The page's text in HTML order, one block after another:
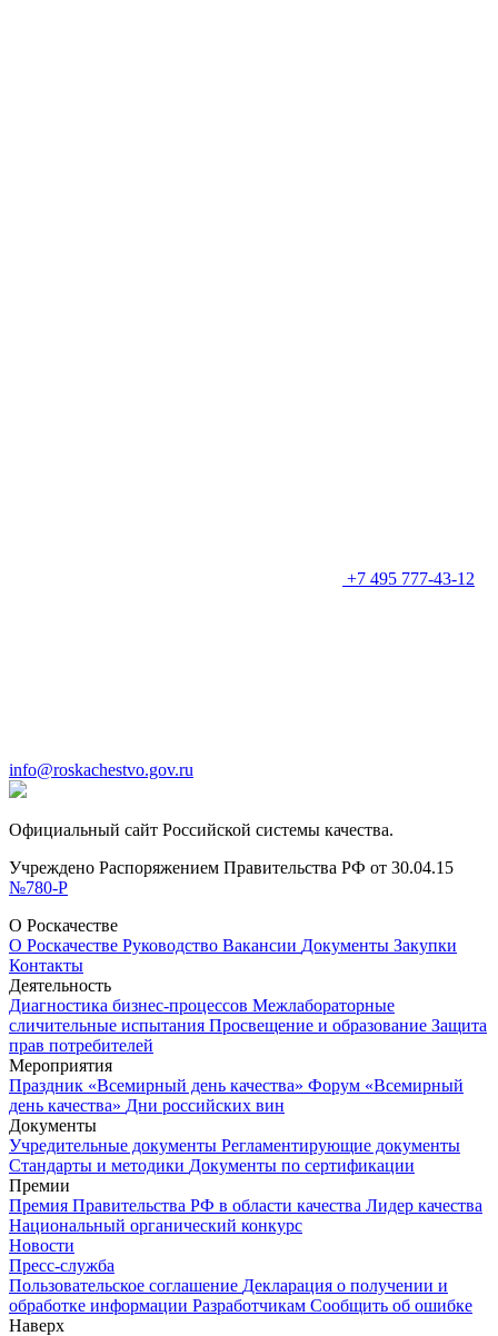
+7 495 777-43-12
info@roskachestvo.gov.ru
Официальный сайт Российской системы качества.
Учреждено Распоряжением Правительства РФ от 30.04.15
№780-Р
О Роскачестве
О Роскачестве Руководство Вакансии Документы Закупки
Контакты
Деятельность
Диагностика бизнес-процессов Межлабораторные
сличительные испытания Просвещение и образование Защита
прав потребителей
Мероприятия
Праздник «Всемирный день качества» Форум «Всемирный
день качества» Дни российских вин
Документы
Учредительные документы Регламентирующие документы
Стандарты и методики Документы по сертификации
Премии
Премия Правительства РФ в области качества Лидер качества
Национальный органический конкурс
Новости
Пресс-служба
Пользовательское соглашение Декларация о получении и
обработке информации Разработчикам Сообщить об ошибке
Наверх